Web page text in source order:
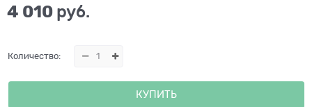
4 010 руб.
Количество:
КУПИТЬ